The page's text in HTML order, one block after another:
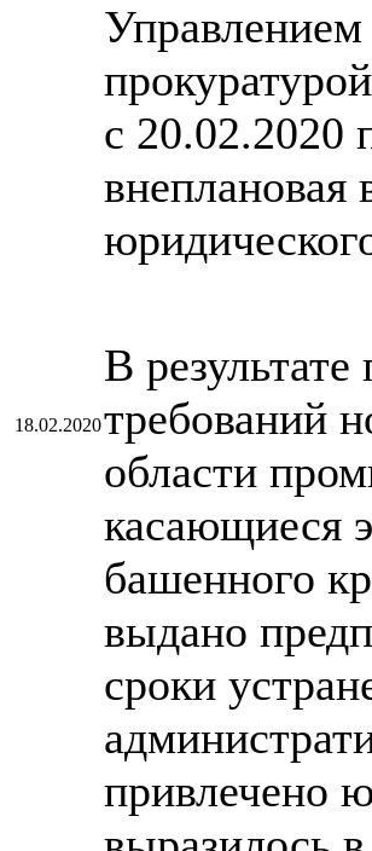
18.02.2020
с 20.02.2020
внеплановая
В
требований
области
касающиеся
башенного
выдано
сроки
привлечено